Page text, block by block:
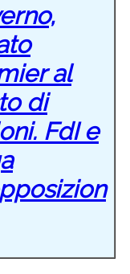
al
di
FdI e